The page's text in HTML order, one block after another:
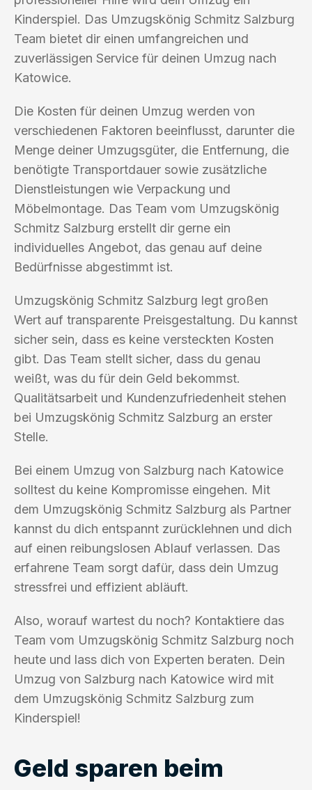
Kinderspiel. Das Umzugskönig Schmitz Salzburg
Team bietet dir einen umfangreichen und
zuverlässigen Service für deinen Umzug nach
Katowice.
Die Kosten für deinen Umzug werden von
verschiedenen Faktoren beeinflusst, darunter die
Menge deiner Umzugsgüter, die Entfernung, die
benötigte Transportdauer sowie zusätzliche
Dienstleistungen wie Verpackung und
Möbelmontage. Das Team vom Umzugskönig
Schmitz Salzburg erstellt dir gerne ein
individuelles Angebot, das genau auf deine
Bedürfnisse abgestimmt ist.
Umzugskönig Schmitz Salzburg legt großen
Wert auf transparente Preisgestaltung. Du kannst
sicher sein, dass es keine versteckten Kosten
gibt. Das Team stellt sicher, dass du genau
weißt, was du für dein Geld bekommst.
Qualitätsarbeit und Kundenzufriedenheit stehen
bei Umzugskönig Schmitz Salzburg an erster
Stelle.
Bei einem Umzug von Salzburg nach Katowice
solltest du keine Kompromisse eingehen. Mit
dem Umzugskönig Schmitz Salzburg als Partner
kannst du dich entspannt zurücklehnen und dich
auf einen reibungslosen Ablauf verlassen. Das
erfahrene Team sorgt dafür, dass dein Umzug
stressfrei und effizient abläuft.
Also, worauf wartest du noch? Kontaktiere das
Team vom Umzugskönig Schmitz Salzburg noch
heute und lass dich von Experten beraten. Dein
Umzug von Salzburg nach Katowice wird mit
dem Umzugskönig Schmitz Salzburg zum
Kinderspiel!
Geld sparen beim